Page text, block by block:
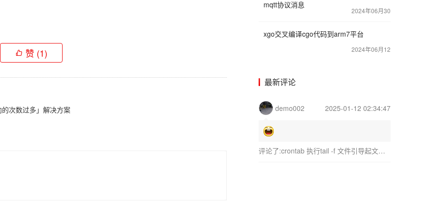
赞 (1)
次数过多」解决方案
mqtt协议消息
2024年06月30
xgo交叉编译cgo代码到arm7平台
2024年06月12
最新评论
demo002 2025-01-12 02:34:47
评论了:crontab 执行tail -f 文件引导起文件打开数过大